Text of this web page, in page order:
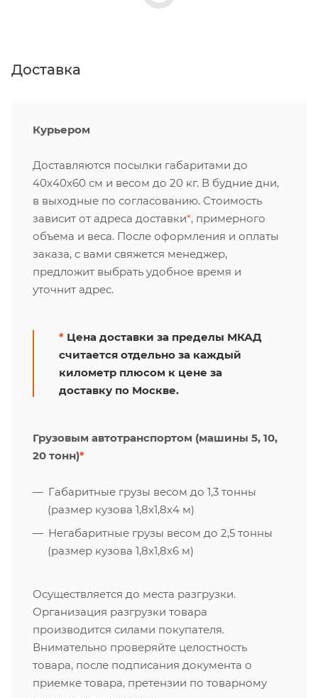
Доставка
Курьером
Доставляются посылки габаритами до
40х40х60 см и весом до 20 кг. В будние дни,
в выходные по согласованию. Стоимость
зависит от адреса доставки*, примерного
объема и веса. После оформления и оплаты
заказа, с вами свяжется менеджер,
предложит выбрать удобное время и
уточнит адрес.
* Цена доставки за пределы МКАД
считается отдельно за каждый
километр плюсом к цене за
доставку по Москве.
Грузовым автотранспортом (машины 5, 10,
20 тонн)*
Габаритные грузы весом до 1,3 тонны
(размер кузова 1,8х1,8х4 м)
Негабаритные грузы весом до 2,5 тонны
(размер кузова 1,8х1,8х6 м)
Осуществляется до места разгрузки.
Организация разгрузки товара
производится силами покупателя.
Внимательно проверяйте целостность
товара, после подписания документа о
приемке товара, претензии по товарному